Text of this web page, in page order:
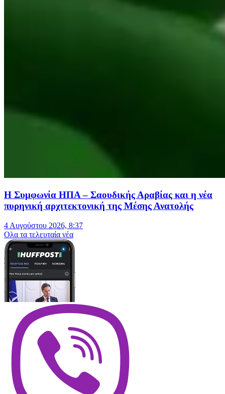
Η Συμφωνία ΗΠΑ – Σαουδικής Αραβίας και η νέα
πυρηνική αρχιτεκτονική της Μέσης Ανατολής
4 Αυγούστου 2026, 8:37
Oλα τα τελευταία νέα